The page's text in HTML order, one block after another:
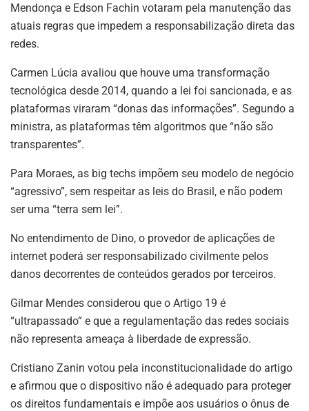
Mendonça e Edson Fachin votaram pela manutenção das
atuais regras que impedem a responsabilização direta das
redes.
Carmen Lúcia avaliou que houve uma transformação
tecnológica desde 2014, quando a lei foi sancionada, e as
plataformas viraram “donas das informações”. Segundo a
ministra, as plataformas têm algoritmos que “não são
transparentes”.
Para Moraes, as big techs impõem seu modelo de negócio
“agressivo”, sem respeitar as leis do Brasil, e não podem
ser uma “terra sem lei”.
No entendimento de Dino, o provedor de aplicações de
internet poderá ser responsabilizado civilmente pelos
danos decorrentes de conteúdos gerados por terceiros.
Gilmar Mendes considerou que o Artigo 19 é
“ultrapassado” e que a regulamentação das redes sociais
não representa ameaça à liberdade de expressão.
Cristiano Zanin votou pela inconstitucionalidade do artigo
e afirmou que o dispositivo não é adequado para proteger
os direitos fundamentais e impõe aos usuários o ônus de